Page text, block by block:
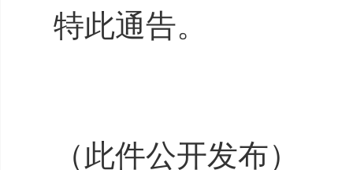
特此通告。
（此件公开发布）